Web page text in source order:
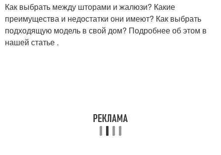
Как выбрать между шторами и жалюзи? Какие
преимущества и недостатки они имеют? Как выбрать
подходящую модель в свой дом? Подробнее об этом в
нашей статье .